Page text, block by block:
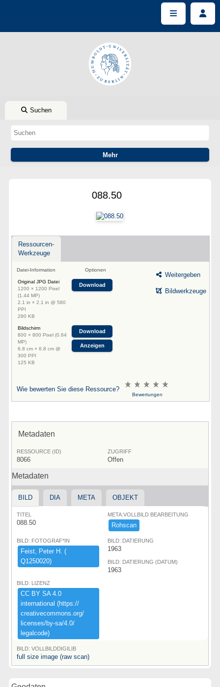
Suchen
088.50
Ressourcen-
Werkzeuge
Datei-Information Optionen
Original JPG Datei
1200 × 1200 Pixel
(1.44 MP)
2.1 in × 2.1 in @ 580
PPI
280 KB
Download
Bildschirm
800 × 800 Pixel (0.64
MP)
6.8 cm × 6.8 cm @
300 PPI
125 KB
Download
Anzeigen
Weitergeben
Bildwerkzeuge
Wie bewerten Sie diese Ressource?
Bewertungen
Metadaten
RESSOURCE (ID)
8066
ZUGRIFF
Offen
Metadaten
BILD DIA META OBJEKT
TITEL
088.50
META:VOLLBILD BEARBEITUNG
Rohscan
BILD: FOTOGRAF*IN
Feist,​ ​Peter ​H.​ ​(​
Q1250020)​
BILD: DATIERUNG
1963
BILD: DATIERUNG (DATUM)
1963
BILD: LIZENZ
CC ​BY ​SA ​4.​0 ​
international ​(​https:​/​/​
creativecommons.​org/​
licenses/​by-​sa/​4.​0/​
legalcode)​
BILD: VOLLBILDDIGILIB
full size image (raw scan)